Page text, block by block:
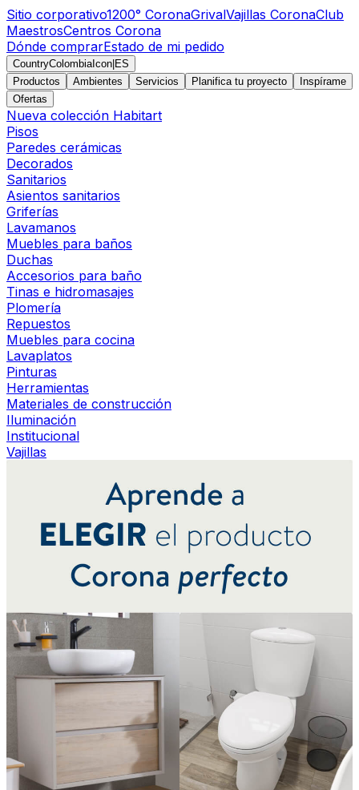
Sitio corporativo1200° CoronaGrivalVajillas CoronaClub
MaestrosCentros Corona
Dónde comprarEstado de mi pedido
CountryColombiaIcon ES
Productos
Ambientes Servicios Planifica tu proyecto
Inspírame
Ofertas
Nueva colección Habitart
Pisos
Paredes cerámicas
Decorados
Sanitarios
Asientos sanitarios
Griferías
Lavamanos
Muebles para baños
Duchas
Accesorios para baño
Tinas e hidromasajes
Plomería
Repuestos
Muebles para cocina
Lavaplatos
Pinturas
Herramientas
Materiales de construcción
Iluminación
Institucional
Vajillas